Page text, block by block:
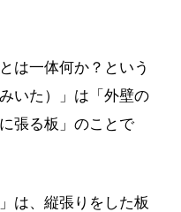
は一体何か？という
いた）」は「外壁の
張る板」のことで
は、縦張りをした板